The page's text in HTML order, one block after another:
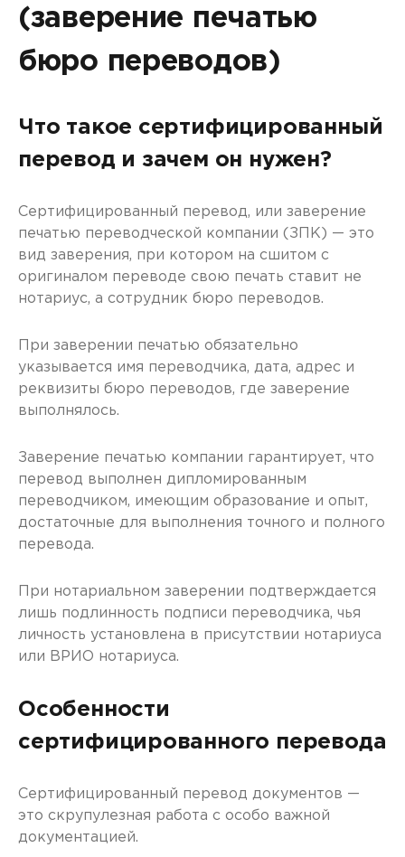
(заверение печатью
бюро переводов)
Что такое сертифицированный
перевод и зачем он нужен?
Сертифицированный перевод, или заверение
печатью переводческой компании (ЗПК) — это
вид заверения, при котором на сшитом с
оригиналом переводе свою печать ставит не
нотариус, а сотрудник бюро переводов.
При заверении печатью обязательно
указывается имя переводчика, дата, адрес и
реквизиты бюро переводов, где заверение
выполнялось.
Заверение печатью компании гарантирует, что
перевод выполнен дипломированным
переводчиком, имеющим образование и опыт,
достаточные для выполнения точного и полного
перевода.
При нотариальном заверении подтверждается
лишь подлинность подписи переводчика, чья
личность установлена в присутствии нотариуса
или ВРИО нотариуса.
Особенности
сертифицированного перевода
Сертифицированный перевод документов —
это скрупулезная работа с особо важной
документацией.